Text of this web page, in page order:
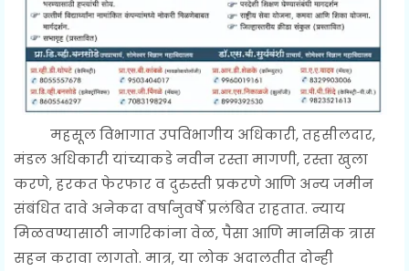
महसूल विभागात उपविभागीय अधिकारी, तहसीलदार,
मंडल अधिकारी यांच्याकडे नवीन रस्ता मागणी, रस्ता खुला
करणे, हरकत फेरफार व दुरुस्ती प्रकरणे आणि अन्य जमीन
संबंधित दावे अनेकदा वर्षानुवर्षे प्रलंबित राहतात. न्याय
मिळवण्यासाठी नागरिकांना वेळ, पैसा आणि मानसिक त्रास
सहन करावा लागतो. मात्र, या लोक अदालतीत दोन्ही